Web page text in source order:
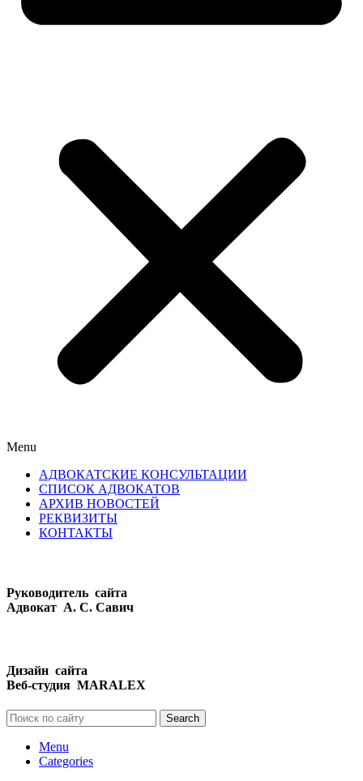
Menu
АДВОКАТСКИЕ КОНСУЛЬТАЦИИ
СПИСОК АДВОКАТОВ
АРХИВ НОВОСТЕЙ
РЕКВИЗИТЫ
КОНТАКТЫ
Руководитель сайта
Адвокат А. С. Савич
Дизайн сайта
Веб-студия MARALEX
Search
Menu
Categories